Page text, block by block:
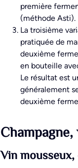
première
(méthode Asti).
La troisième
pratiquée de
deuxième
en bouteille
Le résultat est
généralement
deuxième
Vin